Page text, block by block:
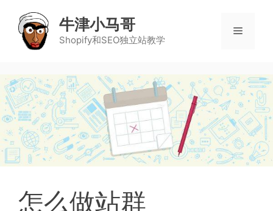
牛津小马哥
Shopify和SEO独立站教学
怎么做站群